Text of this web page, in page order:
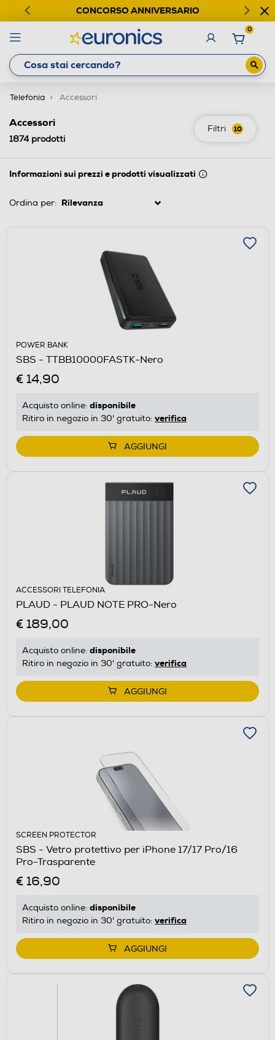
CONCORSO ANNIVERSARIO
0
Telefonia Accessori
Filtri 10
Accessori
1874prodotti
Informazioni sui prezzi e prodotti visualizzati
Ordina per:
POWER BANK
SBS - TTBB10000FASTK-Nero
€ 14,90
Acquisto online: disponibile
Ritiro in negozio in 30' gratuito: verifica
AGGIUNGI
ACCESSORI TELEFONIA
PLAUD - PLAUD NOTE PRO-Nero
€ 189,00
Acquisto online: disponibile
Ritiro in negozio in 30' gratuito: verifica
AGGIUNGI
SCREEN PROTECTOR
SBS - Vetro protettivo per iPhone 17/17 Pro/16
Pro-Trasparente
€ 16,90
Acquisto online: disponibile
Ritiro in negozio in 30' gratuito: verifica
AGGIUNGI